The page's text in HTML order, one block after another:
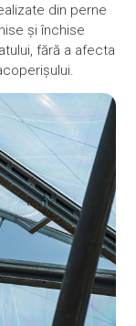
din perne
și închise
fără a afecta